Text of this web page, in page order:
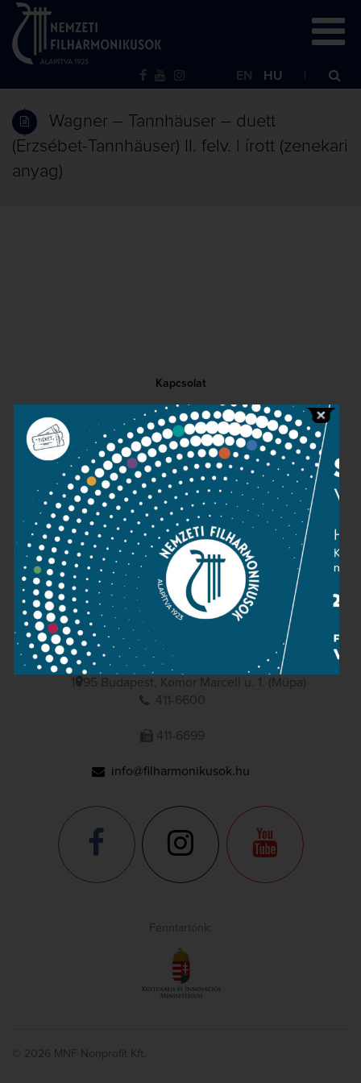
EN HU
Wagner – Tannhäuser – duett
(Erzsébet-Tannhäuser) II. felv. | írott (zenekari
anyag)
Kapcsolat
Közérdekű adatok
Sajtószoba
Adatvédelem
Impresszum
NEMZETI
FILHARMONIKUSOK
1095 Budapest, Komor Marcell u. 1. (Müpa)
411-6600
411-6699
info@filharmonikusok.hu
Fenntartónk:
© 2026 MNF Nonprofit Kft.